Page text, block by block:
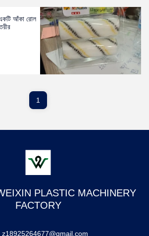
একটি আঁকা রোল
1
PLASTIC MACHINERY
FACTORY
z18925264677@gmail.com